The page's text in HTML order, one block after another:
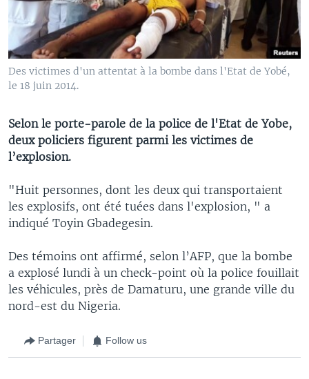
Des victimes d'un attentat à la bombe dans l'Etat de Yobé,
le 18 juin 2014.
Selon le porte-parole de la police de l'Etat de Yobe,
deux policiers figurent parmi les victimes de
l’explosion.
"Huit personnes, dont les deux qui transportaient
les explosifs, ont été tuées dans l'explosion, " a
indiqué Toyin Gbadegesin.
Des témoins ont affirmé, selon l’AFP, que la bombe
a explosé lundi à un check-point où la police fouillait
les véhicules, près de Damaturu, une grande ville du
nord-est du Nigeria.
Partager Follow us